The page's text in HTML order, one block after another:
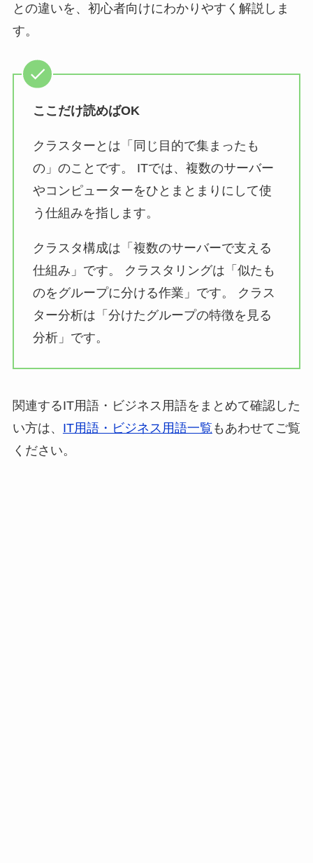
との違いを、初心者向けにわかりやすく解説しま
す。
ここだけ読めばOK
クラスターとは「同じ目的で集まったも
の」のことです。 ITでは、複数のサーバー
やコンピューターをひとまとまりにして使
う仕組みを指します。
クラスタ構成は「複数のサーバーで支える
仕組み」です。 クラスタリングは「似たも
のをグループに分ける作業」です。 クラス
ター分析は「分けたグループの特徴を見る
分析」です。
関連するIT用語・ビジネス用語をまとめて確認した
い方は、 IT用語・ビジネス用語一覧 もあわせてご覧
ください。